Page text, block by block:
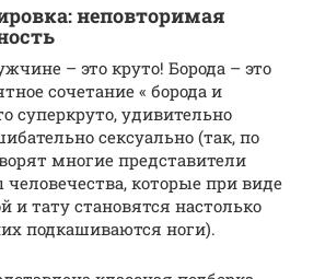
неповторимая
– это круто! Борода – это
сочетание « борода и
суперкруто, удивительно
сексуально (так, по
многие представители
которые при виде
и тату становятся настолько
подкашиваются ноги).